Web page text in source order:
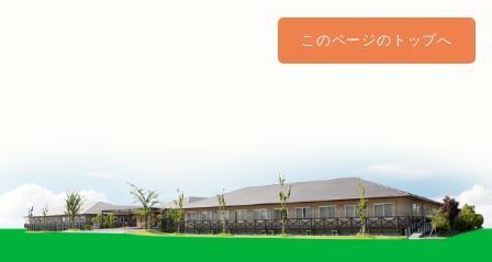
このページのトップへ